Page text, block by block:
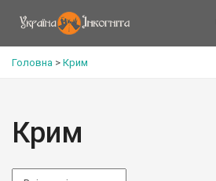
Головна > Крим
Крим